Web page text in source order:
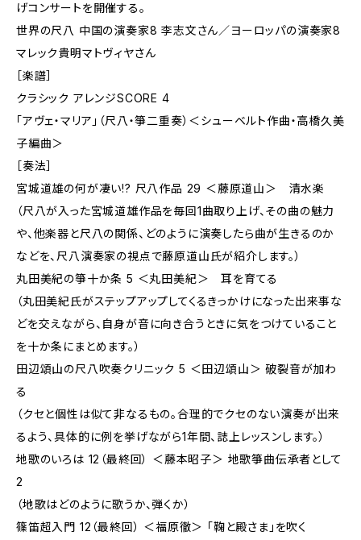
げコンサートを開催する。
世界の尺八 中国の演奏家8 李志文さん／ヨーロッパの演奏家8
マレック貴明マトヴィヤさん
［楽譜］
クラシック アレンジSCORE 4
「アヴェ・マリア」（尺八・箏二重奏）＜シューベルト作曲・高橋久美
子編曲＞
［奏法］
宮城道雄の何が凄い!? 尺八作品 29 ＜藤原道山＞ 清水楽
（尺八が入った宮城道雄作品を毎回1曲取り上げ、その曲の魅力
や、他楽器と尺八の関係、どのように演奏したら曲が生きるのか
などを、尺八演奏家の視点で藤原道山氏が紹介します。）
丸田美紀の箏十か条 5 ＜丸田美紀＞ 耳を育てる
（丸田美紀氏がステップアップしてくるきっかけになった出来事な
どを交えながら、自身が音に向き合うときに気をつけていること
を十か条にまとめます。）
田辺頌山の尺八吹奏クリニック 5 ＜田辺頌山＞ 破裂音が加わ
る
（クセと個性は似て非なるもの。合理的でクセのない演奏が出来
るよう、具体的に例を挙げながら1年間、誌上レッスンします。）
地歌のいろは 12（最終回） ＜藤本昭子＞ 地歌箏曲伝承者として
2
（地歌はどのように歌うか、弾くか）
篠笛超入門 12（最終回） ＜福原徹＞ 「鞠と殿さま」を吹く